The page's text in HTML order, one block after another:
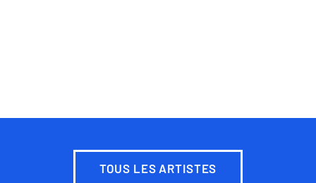
TOUS LES ARTISTES